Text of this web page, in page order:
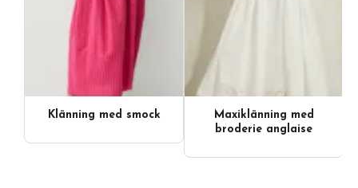
Klänning med smock
Maxiklänning med
broderie anglaise